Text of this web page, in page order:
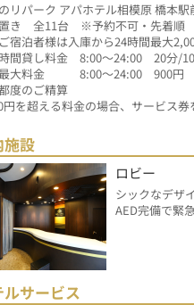
のリパーク アパホテル相模原 橋本
き　全11台　※予約不可・先着順
宿泊者様は入庫から24時間最大
し料金　8:00～24:00　20分/
金　　　8:00～24:00　900円　
度のご精算
を超える料金の場合、サービス券
施設
ロビー
シックなデザ
AED完備で緊
ルサービス